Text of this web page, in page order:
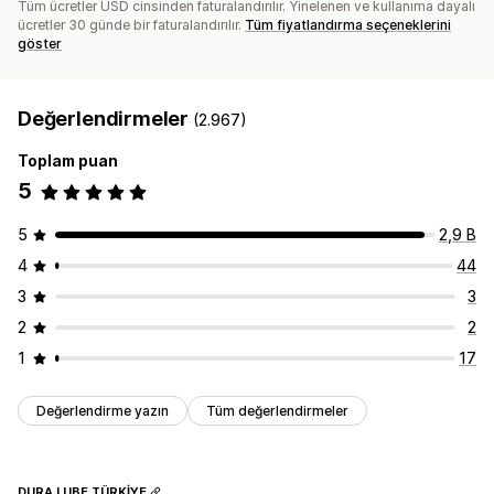
Tüm ücretler USD cinsinden faturalandırılır. Yinelenen ve kullanıma dayalı
ücretler 30 günde bir faturalandırılır. Tüm fiyatlandırma seçeneklerini
göster
Değerlendirmeler (2.967)
Toplam puan
5
5
2,9 B
4
44
3
3
2
2
1
17
Değerlendirme yazın Tüm değerlendirmeler